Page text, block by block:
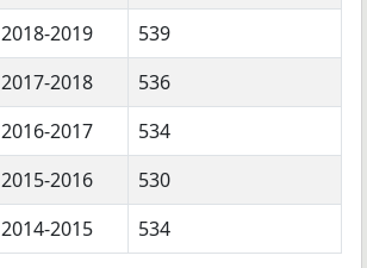
2018-2019
539
2017-2018
536
2016-2017
534
2015-2016
530
2014-2015 534